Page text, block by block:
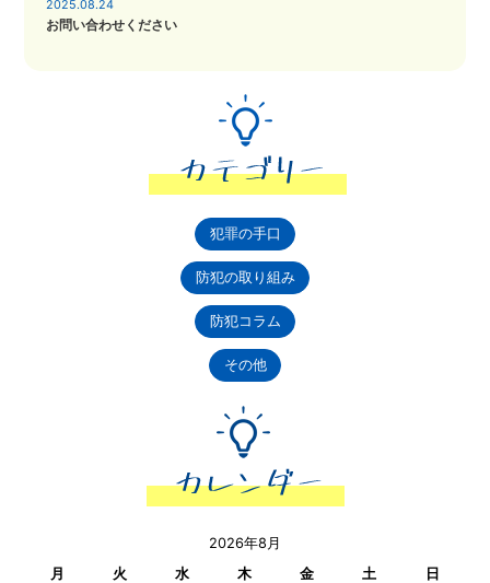
2025.08.24
お問い合わせください
犯罪の手口
防犯の取り組み
防犯コラム
その他
2026年8月
月
火 水 木 金 土 日